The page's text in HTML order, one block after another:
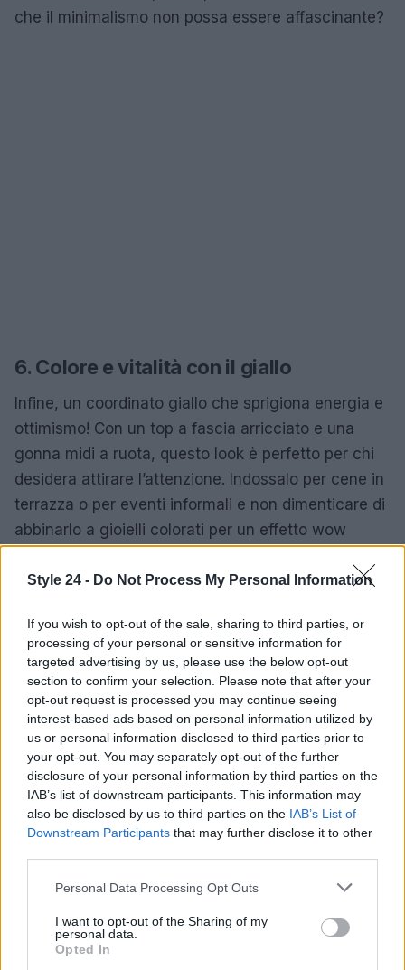
Style 24 - Do Not Process My Personal Information
If you wish to opt-out of the sale, sharing to third parties, or
processing of your personal or sensitive information for
targeted advertising by us, please use the below opt-out
section to confirm your selection. Please note that after your
opt-out request is processed you may continue seeing
interest-based ads based on personal information utilized by
us or personal information disclosed to third parties prior to
your opt-out. You may separately opt-out of the further
disclosure of your personal information by third parties on the
IAB’s list of downstream participants. This information may
also be disclosed by us to third parties on the IAB’s List of
Downstream Participants that may further disclose it to other
Please note that this website/app uses one or more Google
not limited to your visit or usage behaviour. You may click to
grant or deny consent to Google and its third-party tags to
use your data for below specified purposes in below Google
Personal Data Processing Opt Outs
I want to opt-out of the Sharing of my
personal data.
Opted In
che il minimalismo non possa essere affascinante?
6. Colore e vitalità con il giallo
Infine, un coordinato giallo che sprigiona energia e
ottimismo! Con un top a fascia arricciato e una
gonna midi a ruota, questo look è perfetto per chi
desidera attirare l’attenzione. Indossalo per cene in
terrazza o per eventi informali e non dimenticare di
abbinarlo a gioielli colorati per un effetto wow
della bella stagione. Ti immagini mentre brilli sotto il
In sintesi, l’estate 2025 è l’occasione perfetta per
esprimere il tuo stile personale attraverso i
meravigliosi set coordinati di Mango. Scegli il tuo
preferito e preparati a far girare la testa! E tu, quale
di questi look ti ha colpito di più? Non dimenticare
di farcelo sapere nei commenti!